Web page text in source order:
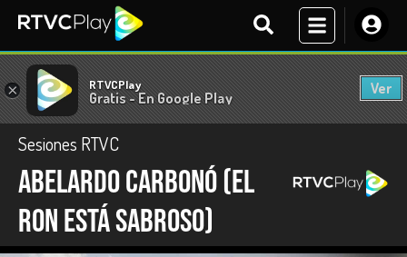
× RTVCPlay
Gratis - En Google Play
Ver
Sesiones RTVC
Abelardo Carbonó (El
ron está sabroso)